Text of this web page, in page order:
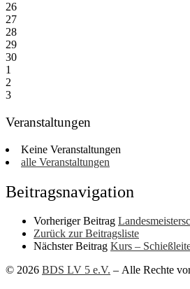
26
27
28
29
30
1
2
3
Veranstaltungen
Keine Veranstaltungen
alle Veranstaltungen
Beitragsnavigation
Vorheriger Beitrag
Zurück zur Beitragsliste
Nächster Beitrag Kurs –
© 2026 BDS LV 5 e.V. – Alle Rechte